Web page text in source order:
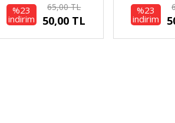
%23
indirim
65,00 TL
50,00 TL
%23
indirim